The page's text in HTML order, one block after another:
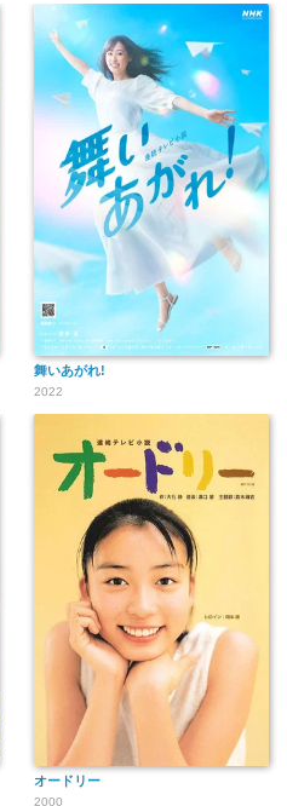
舞いあがれ!
2022
オードリー
2000